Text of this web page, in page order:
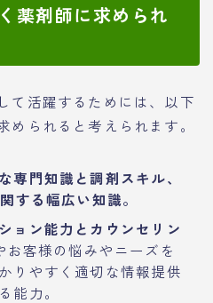
薬剤師に求められ
て活躍するためには、以下
められると考えられます。
専門知識と調剤スキル、
する幅広い知識。
ョン能力とカウンセリン
お客様の悩みやニーズを
りやすく適切な情報提供
能力。